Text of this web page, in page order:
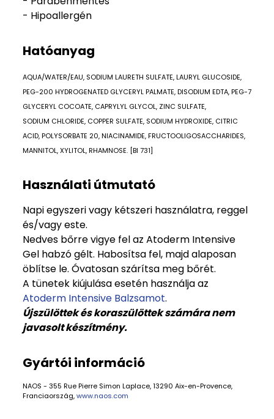
- Hipoallergén
Hatóanyag
AQUA/WATER/EAU, SODIUM LAURETH SULFATE, LAURYL GLUCOSIDE,
PEG-200 HYDROGENATED GLYCERYL PALMATE, DISODIUM EDTA, PEG-7
GLYCERYL COCOATE, CAPRYLYL GLYCOL, ZINC SULFATE,
SODIUM CHLORIDE, COPPER SULFATE, SODIUM HYDROXIDE, CITRIC
ACID, POLYSORBATE 20, NIACINAMIDE, FRUCTOOLIGOSACCHARIDES,
MANNITOL, XYLITOL, RHAMNOSE. [BI 731]
Használati útmutató
Napi egyszeri vagy kétszeri használatra, reggel
és/vagy este.
Nedves bőrre vigye fel az Atoderm Intensive
Gel habzó gélt. Habosítsa fel, majd alaposan
öblítse le. Óvatosan szárítsa meg bőrét.
A tünetek kiújulása esetén használja az
Atoderm Intensive Balzsamot.
Újszülöttek és koraszülöttek számára nem
javasolt készítmény.
Gyártói információ
NAOS - 355 Rue Pierre Simon Laplace, 13290 Aix-en-Provence,
Franciaország,www.naos.com